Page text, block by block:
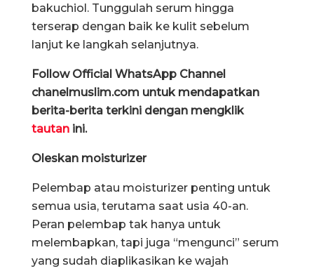
bakuchiol. Tunggulah serum hingga
terserap dengan baik ke kulit sebelum
lanjut ke langkah selanjutnya.
Follow Official WhatsApp Channel
chanelmuslim.com untuk mendapatkan
berita-berita terkini dengan mengklik
tautan ini.
Oleskan moisturizer
Pelembap atau moisturizer penting untuk
semua usia, terutama saat usia 40-an.
Peran pelembap tak hanya untuk
melembapkan, tapi juga “mengunci” serum
yang sudah diaplikasikan ke wajah